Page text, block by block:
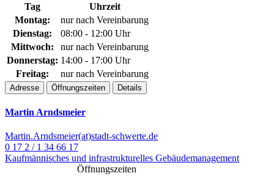
Tag
Uhrzeit
Montag:
nur nach Vereinbarung
Dienstag:
08:00 - 12:00 Uhr
Mittwoch:
nur nach Vereinbarung
Donnerstag: 14:00 - 17:00 Uhr
Freitag:
nur nach Vereinbarung
Adresse Öffnungszeiten Details
Martin Arndsmeier
Martin.Arndsmeier(at)stadt-schwerte.de
0 17 2 / 1 34 66 17
Kaufmännisches und infrastrukturelles Gebäudemanagement
Öffnungszeiten